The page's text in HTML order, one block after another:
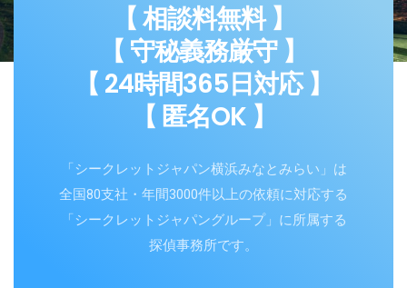
【 相談料無料 】
【 守秘義務厳守 】
【 24時間365日対応 】
【 匿名OK 】
「シークレットジャパン横浜みなとみらい」は
全国80支社・年間3000件以上の依頼に対応する
「シークレットジャパングループ」に所属する
探偵事務所です。